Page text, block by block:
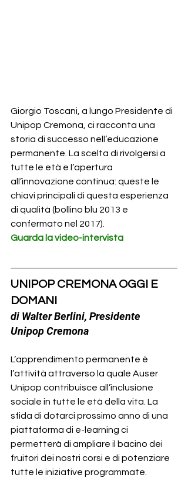
Giorgio Toscani, a lungo Presidente di
Unipop Cremona, ci racconta una
storia di successo nell’educazione
permanente. La scelta di rivolgersi a
tutte le età e l’apertura
all’innovazione continua: queste le
chiavi principali di questa esperienza
di qualità (bollino blu 2013 e
confermato nel 2017).
Guarda la video-intervista
UNIPOP CREMONA OGGI E
DOMANI
di Walter Berlini, Presidente
Unipop Cremona
L’apprendimento permanente è
l’attività attraverso la quale Auser
Unipop contribuisce all’inclusione
sociale in tutte le età della vita. La
sfida di dotarci prossimo anno di una
piattaforma di e-learning ci
permetterà di ampliare il bacino dei
fruitori dei nostri corsi e di potenziare
tutte le iniziative programmate.